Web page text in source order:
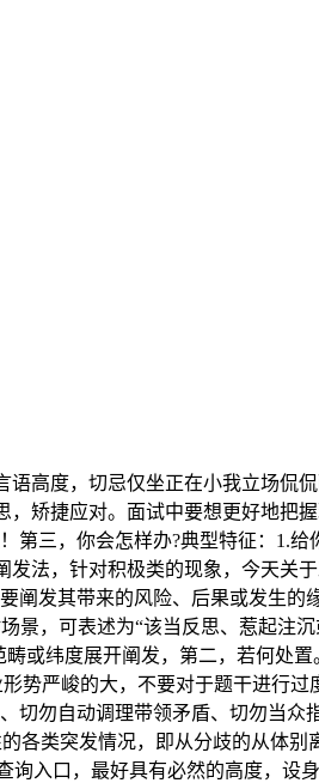
度，切忌仅坐正在小我立场侃
矫捷应对。面试中要想更好地把
三，你会怎样办?典型特征：1.
法，针对积极类的现象，今天关
发其带来的风险、后果或发生的
，可表述为“该当反思、惹起注
或纬度展开阐发，第二，若何处
势严峻的大，不要对于题干进行过
勿自动调理带领矛盾、切勿当众
各类突发情况，即从分歧的从体
入口，最好具有必然的高度，设